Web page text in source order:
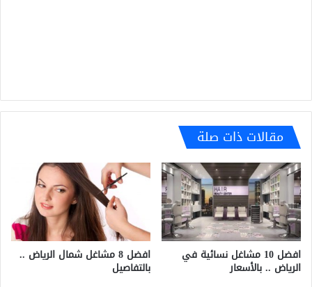
مقالات ذات صلة
افضل 10 مشاغل نسائية في
الرياض .. بالأسعار
افضل 8 مشاغل شمال الرياض ..
بالتفاصيل